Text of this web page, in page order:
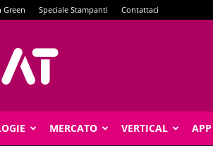
Green Speciale Stampanti Contattaci
MERCATO VERTICAL APP